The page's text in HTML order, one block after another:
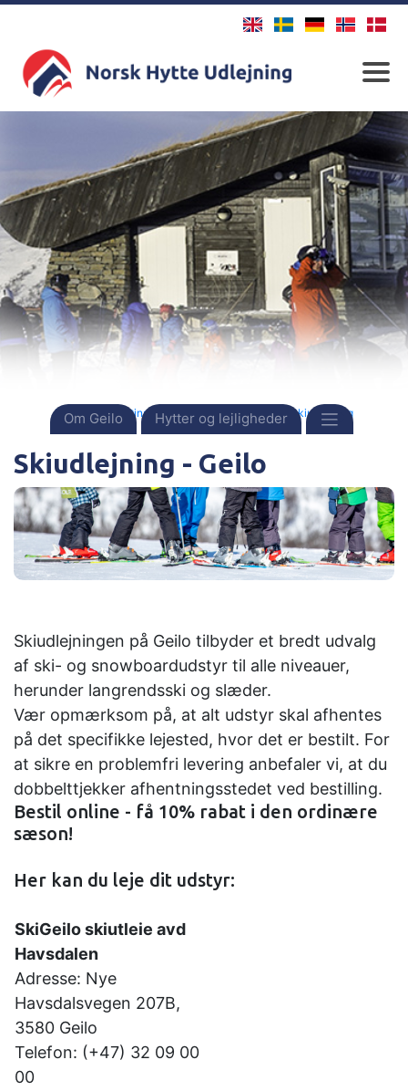
Om Geilo Hytter og lejligheder
Forside Destinationer Norge Geilo Skiudlejning
Skiudlejning - Geilo
Skiudlejningen på Geilo tilbyder et bredt udvalg
af ski- og snowboardudstyr til alle niveauer,
herunder langrendsski og slæder.
Vær opmærksom på, at alt udstyr skal afhentes
på det specifikke lejested, hvor det er bestilt. For
at sikre en problemfri levering anbefaler vi, at du
dobbelttjekker afhentningsstedet ved bestilling.
Bestil online - få 10% rabat i den ordinære
sæson!
Her kan du leje dit udstyr:
SkiGeilo skiutleie avd
Havsdalen
Adresse: Nye
Havsdalsvegen 207B,
3580 Geilo
Telefon: (+47) 32 09 00
00